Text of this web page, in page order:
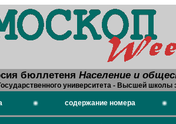
бюллетеня Население и
университета - Высшей школы
содержание номера